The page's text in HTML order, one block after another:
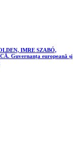
IMRE SZABÓ,
Guvernanța europeană și